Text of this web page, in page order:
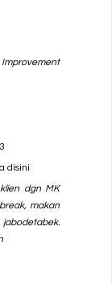
disini
dgn MK
makan